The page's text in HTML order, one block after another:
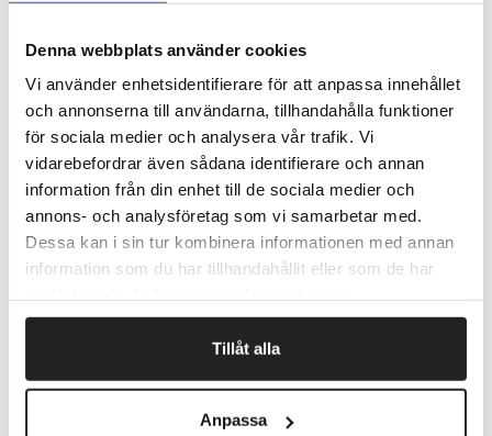
Denna webbplats använder cookies
Vi använder enhetsidentifierare för att anpassa innehållet
och annonserna till användarna, tillhandahålla funktioner
för sociala medier och analysera vår trafik. Vi
vidarebefordrar även sådana identifierare och annan
information från din enhet till de sociala medier och
annons- och analysföretag som vi samarbetar med.
Dessa kan i sin tur kombinera informationen med annan
information som du har tillhandahållit eller som de har
Tillåt alla
Anpassa
Fragtfrit når du handler for 1.900,-
Afsendelse samme dag ved bestilling
inden kl 10
Artikelnr. Åbning x L mm
228111 250 x 350